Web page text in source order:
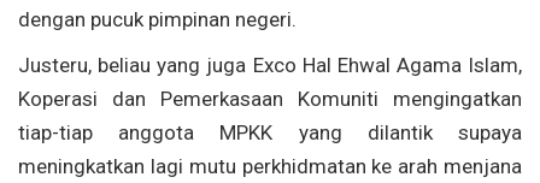
dengan pucuk pimpinan negeri.
Justeru, beliau yang juga Exco Hal Ehwal Agama Islam,
Koperasi dan Pemerkasaan Komuniti mengingatkan
tiap-tiap anggota MPKK yang dilantik supaya
meningkatkan lagi mutu perkhidmatan ke arah menjana